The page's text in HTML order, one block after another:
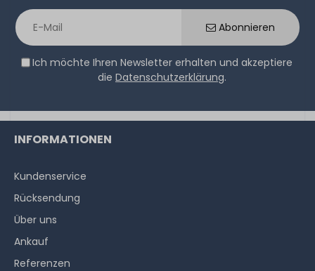
Abonnieren
Ich möchte Ihren Newsletter erhalten und akzeptiere
die Datenschutzerklärung.
INFORMATIONEN
Kundenservice
Rücksendung
Über uns
Ankauf
Referenzen